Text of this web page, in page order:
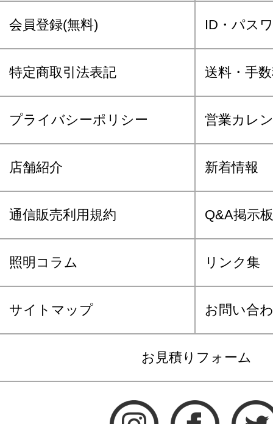
会員登録(無料) ID・パス
特定商取引法表記 送料・手
プライバシーポリシー 営業カレ
店舗紹介 新着情報
通信販売利用規約 Q&A掲示板
照明コラム リンク集
サイトマップ お問い合
お見積りフォーム